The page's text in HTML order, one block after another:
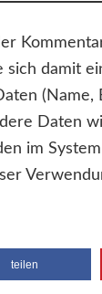
sich damit
(Name,
Daten
im
teilen